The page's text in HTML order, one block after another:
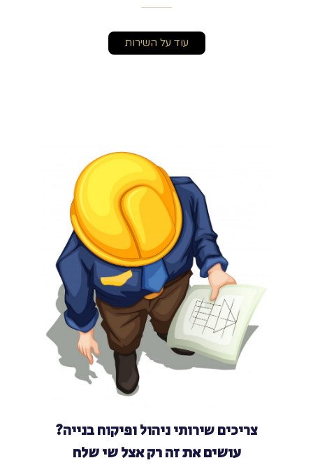
עוד על השירות
צריכים שירותי ניהול ופיקוח בנייה?
עושים את זה רק אצל שי שלח